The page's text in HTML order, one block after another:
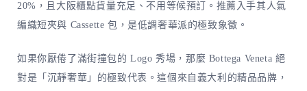
20%，且大阪櫃點貨量充足、不用等候預訂。推薦入手其人氣
編織短夾與 Cassette 包，是低調奢華派的極致象徵。
如果你厭倦了滿街撞包的 Logo 秀場，那麼 Bottega Veneta 絕
對是「沉靜奢華」的極致代表。這個來自義大利的精品品牌，